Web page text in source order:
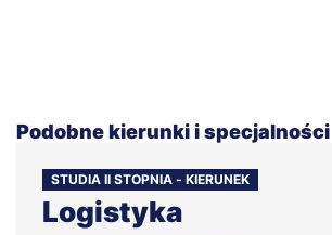
Podobne kierunki i specjalności
STUDIA II STOPNIA - KIERUNEK
Logistyka